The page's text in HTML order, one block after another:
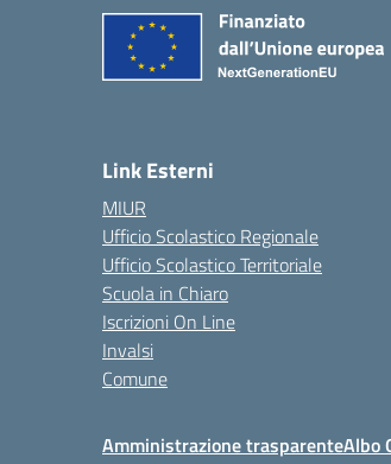
Link Esterni
MIUR
Ufficio Scolastico Regionale
Ufficio Scolastico Territoriale
Scuola in Chiaro
Iscrizioni On Line
Invalsi
Comune
Amministrazione trasparenteAlbo